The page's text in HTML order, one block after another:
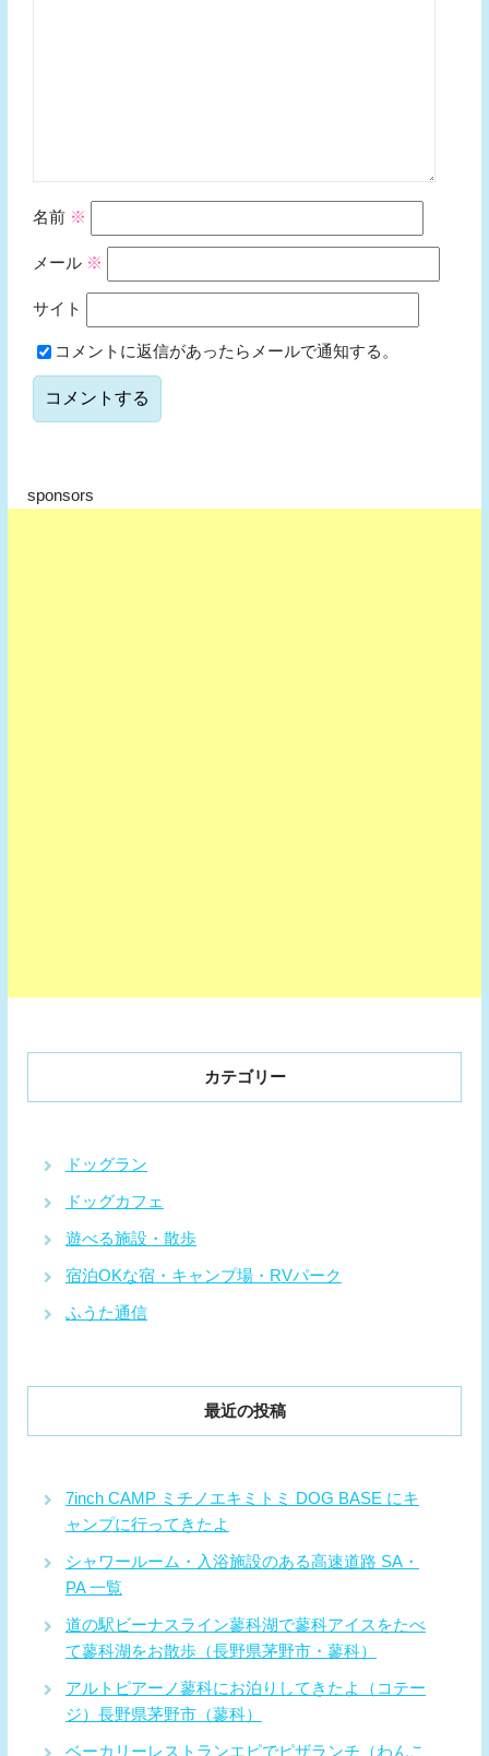
名前 ※
メール ※
サイト
コメントに返信があったらメールで通知する。
sponsors
カテゴリー
ドッグラン
ドッグカフェ
遊べる施設・散歩
宿泊OKな宿・キャンプ場・RVパーク
ふうた通信
最近の投稿
7inch CAMP ミチノエキミトミ DOG BASE にキ
ャンプに行ってきたよ
シャワールーム・入浴施設のある高速道路 SA・
PA 一覧
道の駅ビーナスライン蓼科湖で蓼科アイスをたべ
て蓼科湖をお散歩（長野県茅野市・蓼科）
アルトピアーノ蓼科にお泊りしてきたよ（コテー
ジ）長野県茅野市（蓼科）
ベーカリーレストランエピでピザランチ（わんこ